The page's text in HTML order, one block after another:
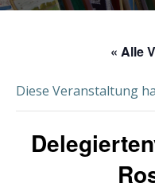
« Alle
Diese Veranstaltung